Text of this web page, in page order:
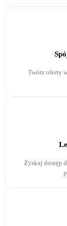
Twórz oferty
Zyskaj dostęp